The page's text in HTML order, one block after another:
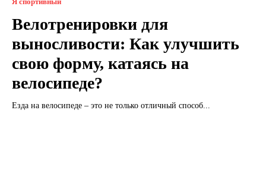
Велотренировки для
выносливости: Как улучшить
свою форму, катаясь на
велосипеде?
Езда на велосипеде – это не только отличный способ...